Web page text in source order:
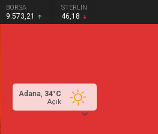
BORSA
9.573,21
STERLIN
46,18
Adana, 34°C
Açık